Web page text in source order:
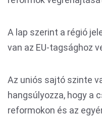
A lap szerint a régió
van az EU-tagsághoz
Az uniós sajtó szinte
hangsúlyozza, hogy a
reformokon és az